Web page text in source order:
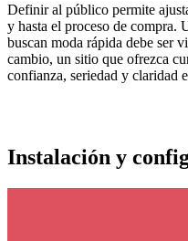
Definir al público permite
y hasta el proceso de compra.
buscan moda rápida debe ser
cambio, un sitio que ofrezca
confianza, seriedad y claridad
Instalación y